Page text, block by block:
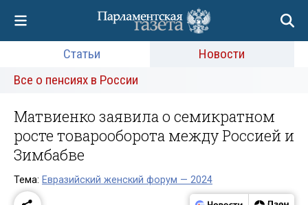
Статьи
Новости
Все о пенсиях в России
Матвиенко заявила о семикратном
росте товарооборота между Россией и
Зимбабве
Тема: Евразийский женский форум — 2024